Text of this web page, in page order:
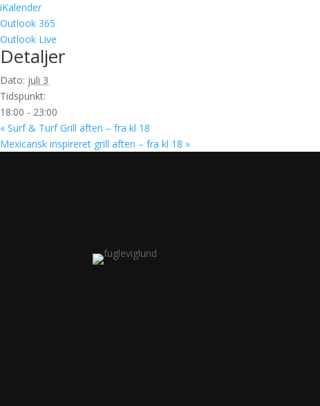
iKalender
Outlook 365
Outlook Live
Detaljer
Dato: juli 3
Tidspunkt:
18:00 - 23:00
« Surf & Turf Grill aften – fra kl 18
Mexicansk inspireret grill aften – fra kl 18 »